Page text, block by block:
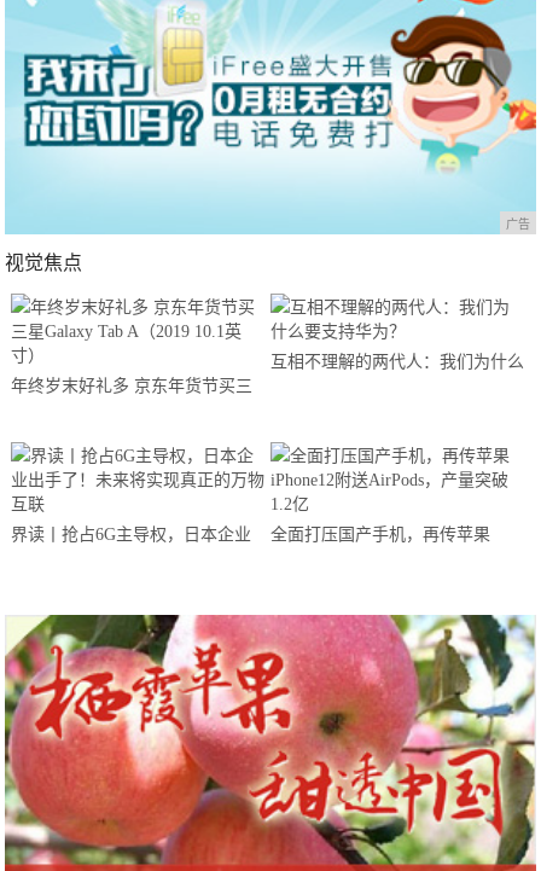
广告
视觉焦点
年终岁末好礼多 京东年货节买三
互相不理解的两代人：我们为什么
界读丨抢占6G主导权，日本企业
全面打压国产手机，再传苹果